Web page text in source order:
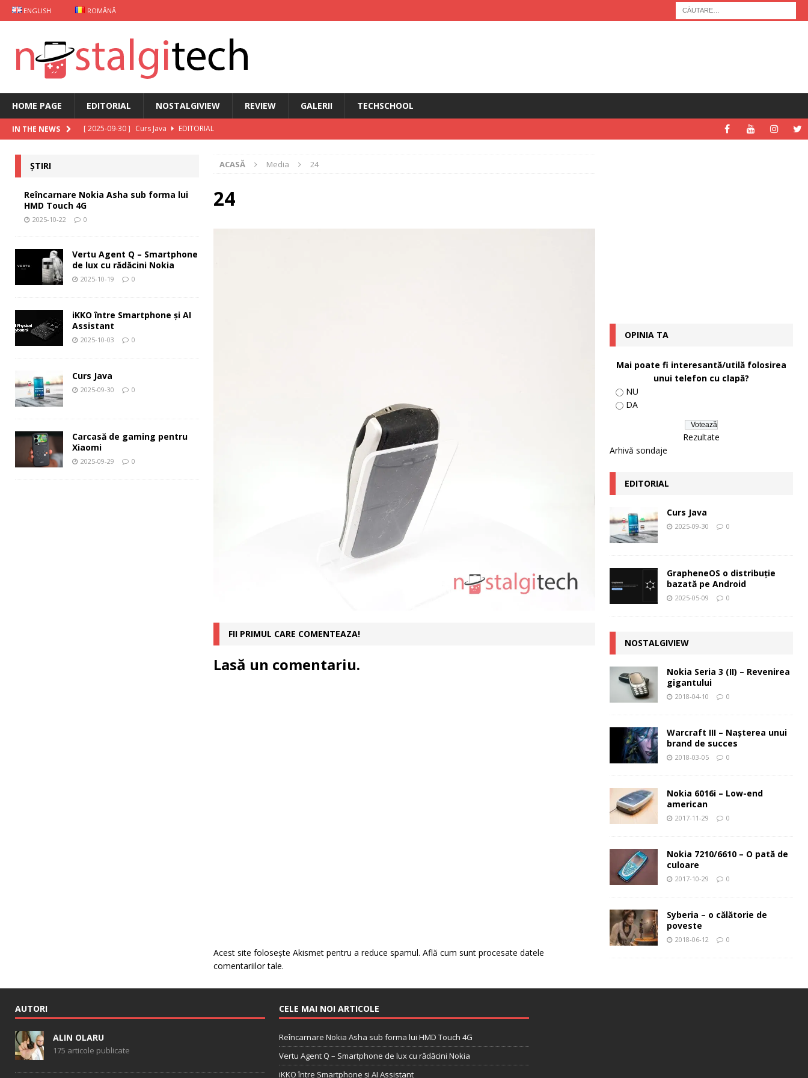
ENGLISH ROMÂNĂ
HOME PAGE EDITORIAL NOSTALGIVIEW REVIEW GALERII TECHSCHOOL
IN THE NEWS [ 2025-09-30 ] Curs Java
EDITORIAL
Reîncarnare Nokia Asha sub forma lui HMD Touch 4G
[ 2025-10-19 ]
Vertu Agent Q – Smartphone de lux cu rădăcini Nokia
[ 2025-10-03 ]
ACASĂ Media 24
24
FII PRIMUL CARE COMENTEAZA!
Lasă un comentariu.
Acest site folosește Akismet pentru a reduce spamul. Află cum sunt procesate datele
comentariilor tale.
ȘTIRI
Reîncarnare Nokia Asha sub forma lui
HMD Touch 4G
2025-10-22 0
Vertu Agent Q – Smartphone
de lux cu rădăcini Nokia
2025-10-19 0
iKKO între Smartphone și AI
Assistant
2025-10-03 0
Curs Java
2025-09-30 0
Carcasă de gaming pentru
Xiaomi
2025-09-29 0
OPINIA TA
Mai poate fi interesantă/utilă folosirea
unui telefon cu clapă?
NU
DA
Rezultate
Arhivă sondaje
EDITORIAL
Curs Java
2025-09-30 0
GrapheneOS o distribuție
bazată pe Android
2025-05-09 0
NOSTALGIVIEW
Nokia Seria 3 (II) – Revenirea
gigantului
2018-04-10 0
Warcraft III – Naşterea unui
brand de succes
2018-03-05 0
Nokia 6016i – Low-end
american
2017-11-29 0
Nokia 7210/6610 – O pată de
culoare
2017-10-29 0
Syberia – o călătorie de
poveste
2018-06-12 0
AUTORI
ALIN OLARU
175 articole publicate
CELE MAI NOI ARTICOLE
Reîncarnare Nokia Asha sub forma lui HMD Touch 4G
Vertu Agent Q – Smartphone de lux cu rădăcini Nokia
iKKO între Smartphone și AI Assistant